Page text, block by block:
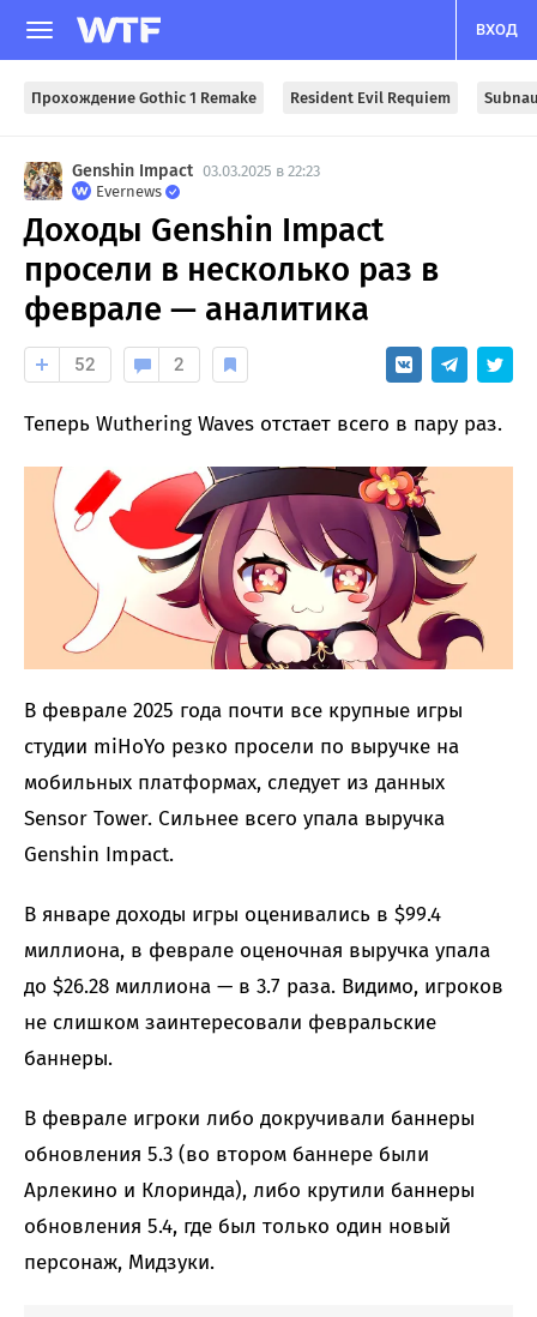
ВХОД
Прохождение Gothic 1 Remake Resident Evil Requiem
Genshin Impact 03.03.2025 в 22:23
Evernews
Доходы Genshin Impact
просели в несколько раз в
феврале — аналитика
52 2
Теперь Wuthering Waves отстает всего в пару раз.
В феврале 2025 года почти все крупные игры
студии miHoYo резко просели по выручке на
мобильных платформах, следует из данных
Sensor Tower. Сильнее всего упала выручка
Genshin Impact.
В январе доходы игры оценивались в $99.4
миллиона, в феврале оценочная выручка упала
до $26.28 миллиона — в 3.7 раза. Видимо, игроков
не слишком заинтересовали февральские
баннеры.
В феврале игроки либо докручивали баннеры
обновления 5.3 (во втором баннере были
Арлекино и Клоринда), либо крутили баннеры
обновления 5.4, где был только один новый
персонаж, Мидзуки.